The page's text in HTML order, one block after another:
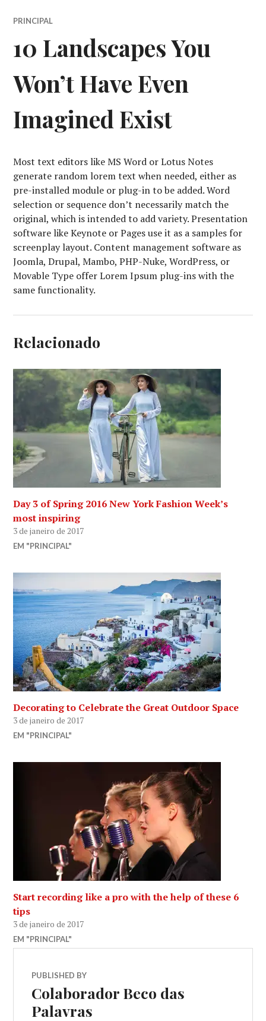
PRINCIPAL
10 Landscapes You
Won’t Have Even
Imagined Exist
Most text editors like MS Word or Lotus Notes
generate random lorem text when needed, either as
pre-installed module or plug-in to be added. Word
selection or sequence don’t necessarily match the
original, which is intended to add variety. Presentation
software like Keynote or Pages use it as a samples for
screenplay layout. Content management software as
Joomla, Drupal, Mambo, PHP-Nuke, WordPress, or
Movable Type offer Lorem Ipsum plug-ins with the
same functionality.
Relacionado
Day 3 of Spring 2016 New York Fashion Week’s
most inspiring
3 de janeiro de 2017
EM "PRINCIPAL"
Decorating to Celebrate the Great Outdoor Space
3 de janeiro de 2017
EM "PRINCIPAL"
Start recording like a pro with the help of these 6
tips
3 de janeiro de 2017
EM "PRINCIPAL"
PUBLISHED BY
Colaborador Beco das
Palavras